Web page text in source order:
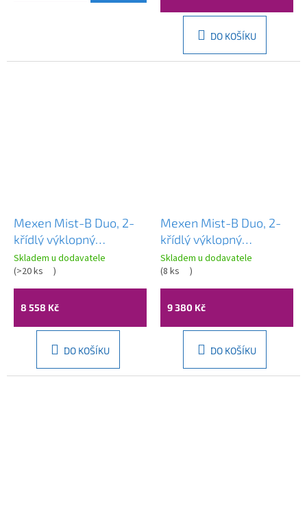
DO KOŠÍKU
Mexen Mist-B Duo, 2-
křídlý ​​výklopný
sprchový kout 95 x 70
cm, čiré sklo, černý
profil, 8A2-095-070-
70-00
Skladem u dodavatele
(>20 ks )
8 558 Kč
DO KOŠÍKU
Mexen Mist-B Duo, 2-
křídlý ​​výklopný
sprchový kout 90 x 90
cm, čiré sklo, zlatý
matný profil, 8A2-090-
090-55-00
Skladem u dodavatele
(8 ks )
9 380 Kč
DO KOŠÍKU